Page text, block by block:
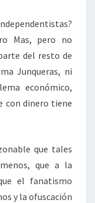
Mas, pero no
del resto de
Junqueras, ni
económico,
con dinero tiene
que tales
que a la
el fanatismo
y la ofuscación